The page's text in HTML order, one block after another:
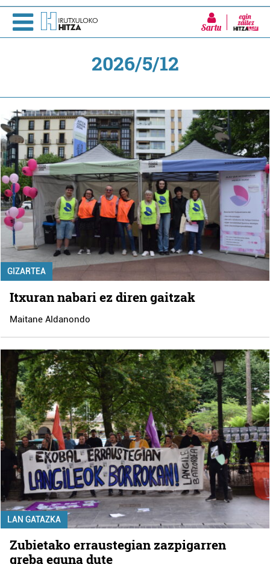
Sartu
2026/5/12
GIZARTEA
Itxuran nabari ez diren gaitzak
Maitane Aldanondo
LAN GATAZKA
Zubietako erraustegian zazpigarren
greba eguna dute